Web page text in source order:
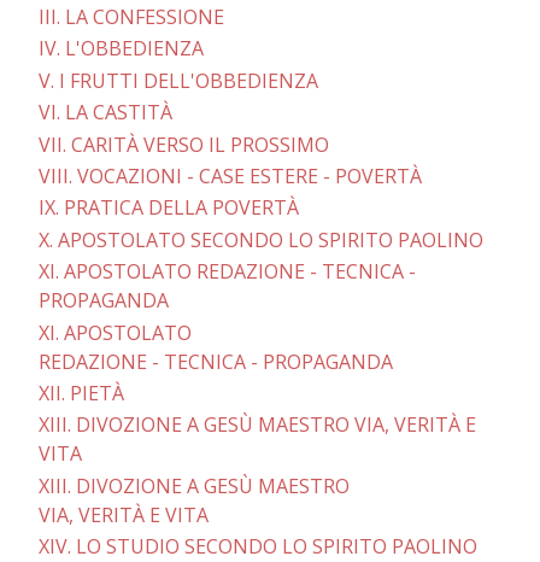
III. LA CONFESSIONE
IV. L'OBBEDIENZA
V. I FRUTTI DELL'OBBEDIENZA
VI. LA CASTITÀ
VII. CARITÀ VERSO IL PROSSIMO
VIII. VOCAZIONI - CASE ESTERE - POVERTÀ
IX. PRATICA DELLA POVERTÀ
X. APOSTOLATO SECONDO LO SPIRITO PAOLINO
XI. APOSTOLATO REDAZIONE - TECNICA -
PROPAGANDA
XI. APOSTOLATO
REDAZIONE - TECNICA - PROPAGANDA
XII. PIETÀ
XIII. DIVOZIONE A GESÙ MAESTRO VIA, VERITÀ E
VITA
XIII. DIVOZIONE A GESÙ MAESTRO
VIA, VERITÀ E VITA
XIV. LO STUDIO SECONDO LO SPIRITO PAOLINO